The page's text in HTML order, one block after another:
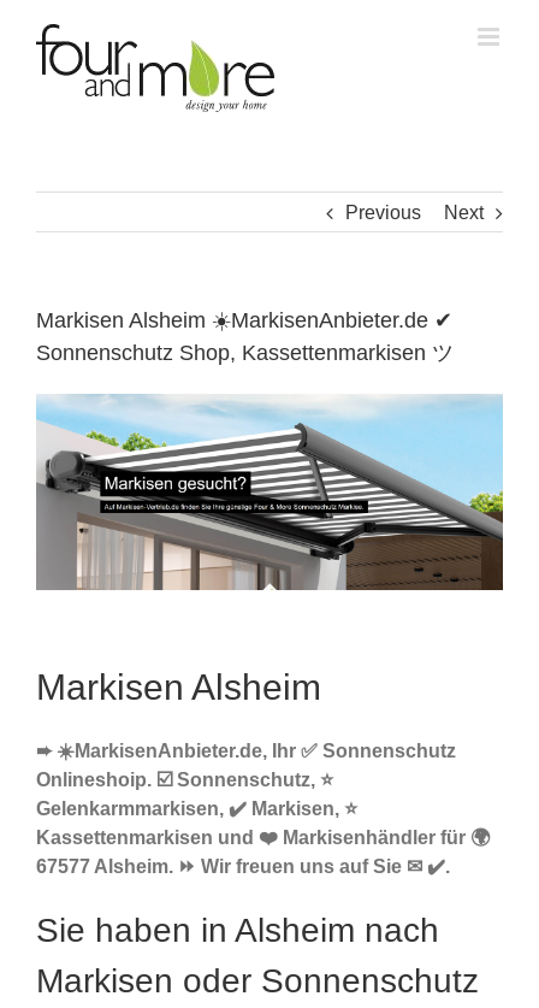
content
Previous Next
Markisen Alsheim ☀️MarkisenAnbieter.de ✔
Sonnenschutz Shop, Kassettenmarkisen ツ
Markisen Alsheim
➨ ☀️MarkisenAnbieter.de, Ihr ✅ Sonnenschutz
Onlineshoip. ☑️ Sonnenschutz, ⭐
Gelenkarmmarkisen, ✔️ Markisen, ⭐
Kassettenmarkisen und ❤️ Markisenhändler für 🌍
67577 Alsheim. ⏩ Wir freuen uns auf Sie ✉ ✔️.
Sie haben in Alsheim nach
Markisen oder Sonnenschutz